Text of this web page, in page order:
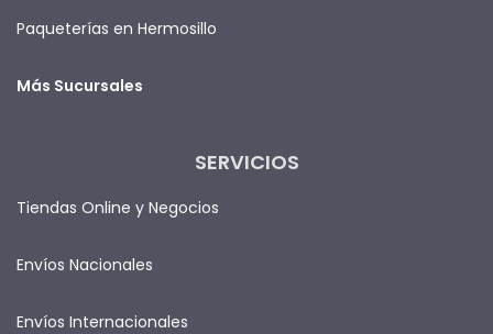
Paqueterías en Hermosillo
Más Sucursales
SERVICIOS
Tiendas Online y Negocios
Envíos Nacionales
Envíos Internacionales